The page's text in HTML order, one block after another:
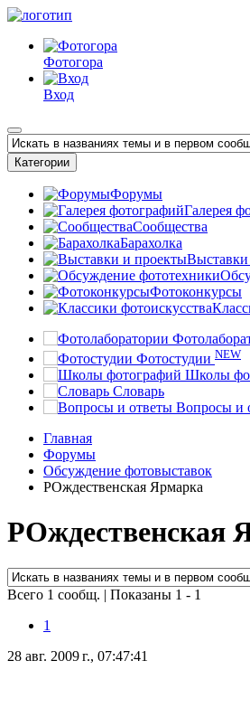
Фотогора
Вход
Категории
Форумы
Галерея
Сообщества
Барахолка
Фотоконкурсы
Фотостудии NEW
Школы
Словарь
Вопросы и
Главная
Форумы
Обсуждение фотовыставок
РОждественская Ярмарка
РОждественская
Всего 1 сообщ. | Показаны 1 - 1
1
28 авг. 2009 г., 07:47:41